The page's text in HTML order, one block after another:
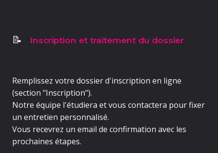
📝 Inscription et traitement du dossier
Remplissez votre dossier d'inscription en ligne
(section "Inscription").
Notre équipe l'étudiera et vous contactera pour fixer
un entretien personnalisé.
Vous recevrez un email de confirmation avec les
prochaines étapes.